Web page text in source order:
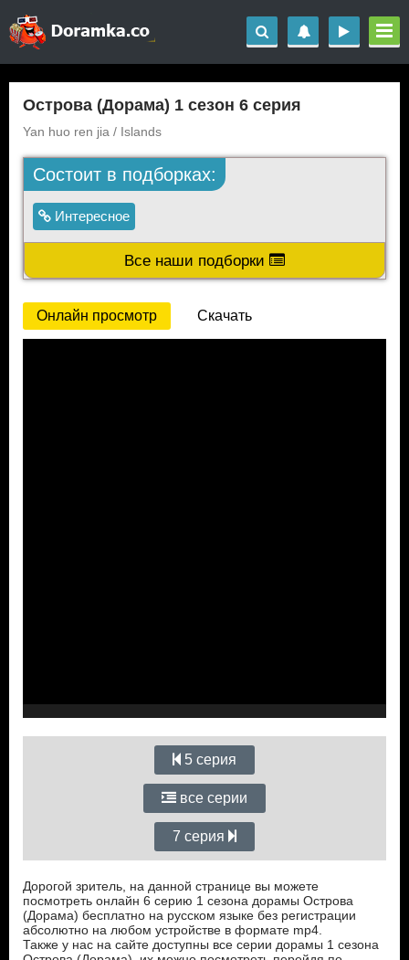
Острова (Дорама) 1 сезон 6 серия
Yan huo ren jia / Islands
Состоит в подборках:
Интересное
Все наши подборки
Онлайн просмотр Скачать
5 серия
все серии
7 серия
Дорогой зритель, на данной странице вы можете
посмотреть онлайн 6 серию 1 сезона дорамы Острова
(Дорама) бесплатно на русском языке без регистрации
абсолютно на любом устройстве в формате mp4.
Также у нас на сайте доступны все серии дорамы 1 сезона